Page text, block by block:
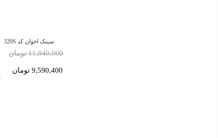
سینک اخوان کد 320S
11,840,000 تومان
9,590,400 تومان